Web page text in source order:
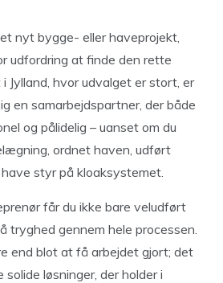
nyt bygge- eller haveprojekt,
udfordring at finde den rette
Jylland, hvor udvalget er stort, er
en samarbejdspartner, der både
og pålidelig – uanset om du
ordnet haven, udført
styr på kloaksystemet.
får du ikke bare veludført
tryghed gennem hele processen.
end blot at få arbejdet gjort; det
løsninger, der holder i